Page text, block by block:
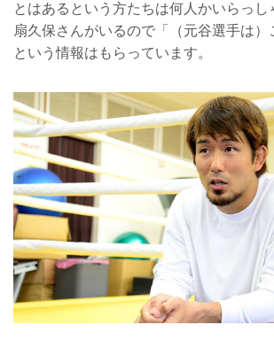
とはあるという方たちは何人かいらっし
扇久保さんがいるので「（元谷選手は）
という情報はもらっています。